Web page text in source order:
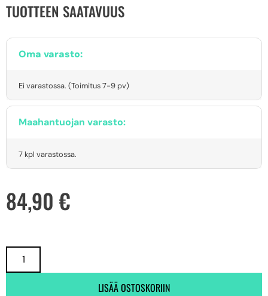
TUOTTEEN SAATAVUUS
Oma varasto:
Ei varastossa. (Toimitus 7-9 pv)
Maahantuojan varasto:
7 kpl varastossa.
84,90 €
LISÄÄ OSTOSKORIIN